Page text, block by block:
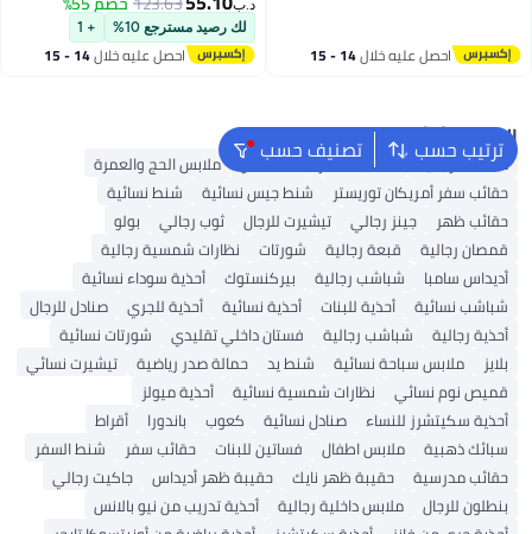
احصل عليه خلال 14 - 15
د.ب‏
لك رصيد مسترجع 10% + 1
احصل عليه خلال 14 - 15
ترتيب حسب تصنيف حسب البحث الشائع
محفظة رجالية حقائب السفر شنط ألدو
ملابس الحج والعمرة
حقائب سفر أمريكان توريستر
شنط جيس نسائية
شنط نسائية
حقائب ظهر
جينز رجالي تيشيرت للرجال ثوب رجالي
بولو
قمصان رجالية
قبعة رجالية شورتات
نظارات شمسية رجالية
أديداس سامبا
شباشب رجالية بيركنستوك
أحذية سوداء نسائية
شباشب نسائية
أحذية للبنات أحذية نسائية أحذية للجري
صنادل للرجال
أحذية رجالية
شباشب رجالية فستان داخلي تقليدي
شورتات نسائية
بلايز
ملابس سباحة نسائية شنط يد حمالة صدر رياضية
تيشيرت نسائي
قميص نوم نسائي
نظارات شمسية نسائية
أحذية ميولز
أحذية سكيتشرز للنساء
صنادل نسائية كعوب باندورا
أقراط
سبائك ذهبية
ملابس اطفال فساتين للبنات حقائب سفر
شنط السفر
حقائب مدرسية
حقيبة ظهر نايك حقيبة ظهر أديداس
جاكيت رجالي
بنطلون للرجال
ملابس داخلية رجالية
أحذية تدريب من نيو بالانس